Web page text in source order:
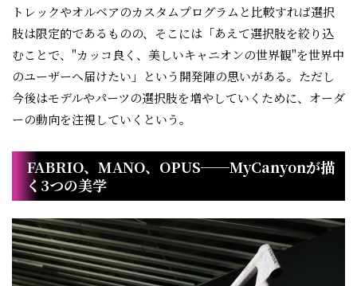
トレックやオルベアのカスタムプログラムと比較すれば選択
肢は限定的であるものの、そこには「あえて選択肢を絞り込
むことで、"カッコ良く、美しいキャニオンの世界観"を世界中
のユーザーへ届けたい」という開発陣の思いがある。ただし
今後はモデルやパーツの選択肢を増やしていくために、オーダ
ーの動向を注視していくという。
FABRIO、MANO、OPUS──MyCanyonが描
く3つの美学